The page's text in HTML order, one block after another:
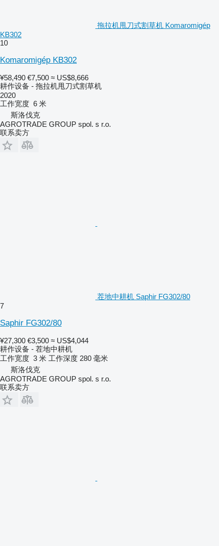
拖拉机甩刀式割草机 Komaromigép
KB302
10
Komaromigép KB302
¥58,490 €7,500 ≈ US$8,666
耕作设备 - 拖拉机甩刀式割草机
2020
工作宽度 6 米
斯洛伐克
AGROTRADE GROUP spol. s r.o.
联系卖方
茬地中耕机 Saphir FG302/80
7
Saphir FG302/80
¥27,300 €3,500 ≈ US$4,044
耕作设备 - 茬地中耕机
工作宽度 3 米 工作深度 280 毫米
斯洛伐克
AGROTRADE GROUP spol. s r.o.
联系卖方